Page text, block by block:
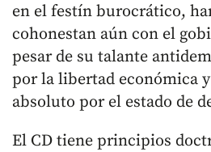
en el festín burocrático,
cohonestan aún con el
pesar de su talante
por la libertad económica
absoluto por el estado de
El CD tiene principios